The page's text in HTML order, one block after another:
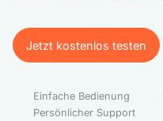
Jetzt kostenlos testen
Jetzt kostenlos testen
Einfache Bedienung
Persönlicher Support